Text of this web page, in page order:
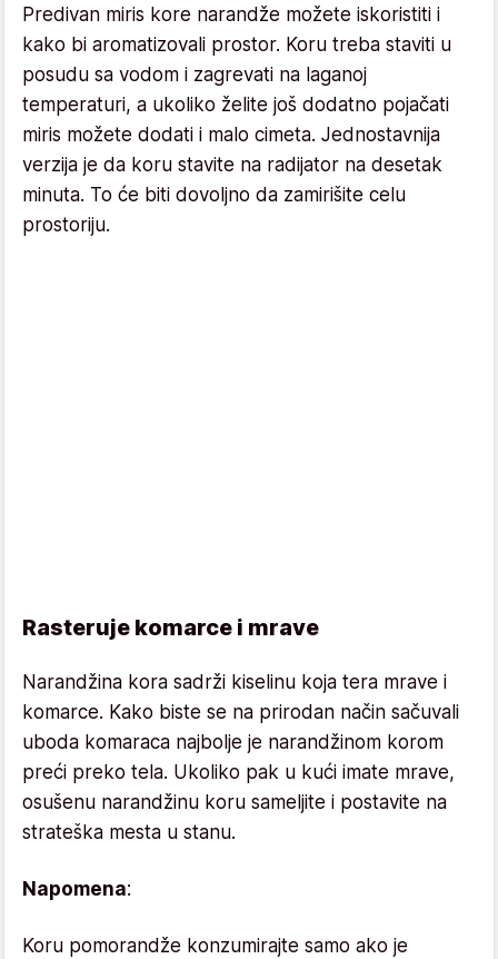
Predivan miris kore narandže možete iskoristiti i
kako bi aromatizovali prostor. Koru treba staviti u
posudu sa vodom i zagrevati na laganoj
temperaturi, a ukoliko želite još dodatno pojačati
miris možete dodati i malo cimeta. Jednostavnija
verzija je da koru stavite na radijator na desetak
minuta. To će biti dovoljno da zamirišite celu
prostoriju.
Rasteruje komarce i mrave
Narandžina kora sadrži kiselinu koja tera mrave i
komarce. Kako biste se na prirodan način sačuvali
uboda komaraca najbolje je narandžinom korom
preći preko tela. Ukoliko pak u kući imate mrave,
osušenu narandžinu koru sameljite i postavite na
strateška mesta u stanu.
Napomena:
Koru pomorandže konzumirajte samo ako je